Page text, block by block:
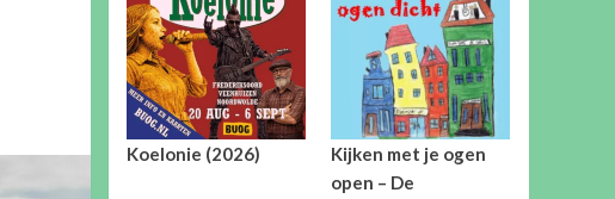
Koelonie (2026)
Kijken met je ogen
open – De